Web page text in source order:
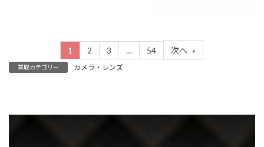
1 2 3 … 54 次へ »
買取カテゴリー カメラ・レンズ